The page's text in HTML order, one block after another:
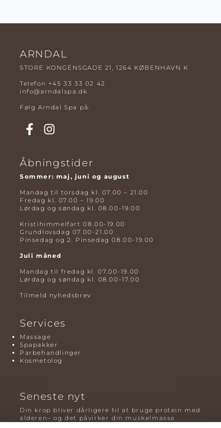
ARNDAL
STORE KONGENSGADE 21, 1264 KØBENHAVN K
Telefon +45 33 33 02 42
info@arndalspa.dk
Følg Arndal Spa på:
Åbningstider
Sommer: maj, juni og august
Mandag til torsdag kl. 07.00 – 21.00
Fredag kl. 07.00 – 19.00
Lørdag og søndag kl. 08.00-19.00
Kristihimmelfart 08.00-19.00
Grundlovsdag 07.00-21.00
Pinsedag og 2. Pinsedag 08.00-19.00
Juli måned
Mandag til fredag kl. 07.00-19.00
Lørdag og søndag kl. 08.00-17.00
Tilmeld nyhedsbrev
Services
Massage
Spapakker
Parbehandlinger
Kosmetolog
Seneste nyt
Din krop bliver dårligere til at bruge protein med
alderen– og det påvirker din muskelmasse